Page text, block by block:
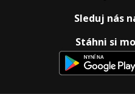
Sleduj nás
Stáhni si